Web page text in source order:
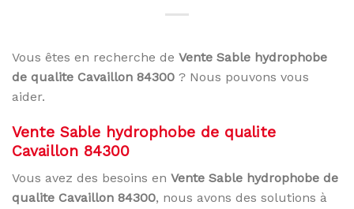
Vous êtes en recherche de Vente Sable hydrophobe
de qualite Cavaillon 84300 ? Nous pouvons vous
aider.
Vente Sable hydrophobe de qualite
Cavaillon 84300
Vous avez des besoins en Vente Sable hydrophobe de
qualite Cavaillon 84300, nous avons des solutions à